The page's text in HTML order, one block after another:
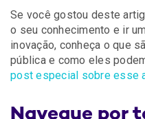
Se você gostou deste
o seu conhecimento e ir
inovação, conheça o que
pública e como eles
post especial sobre esse
Navegue por